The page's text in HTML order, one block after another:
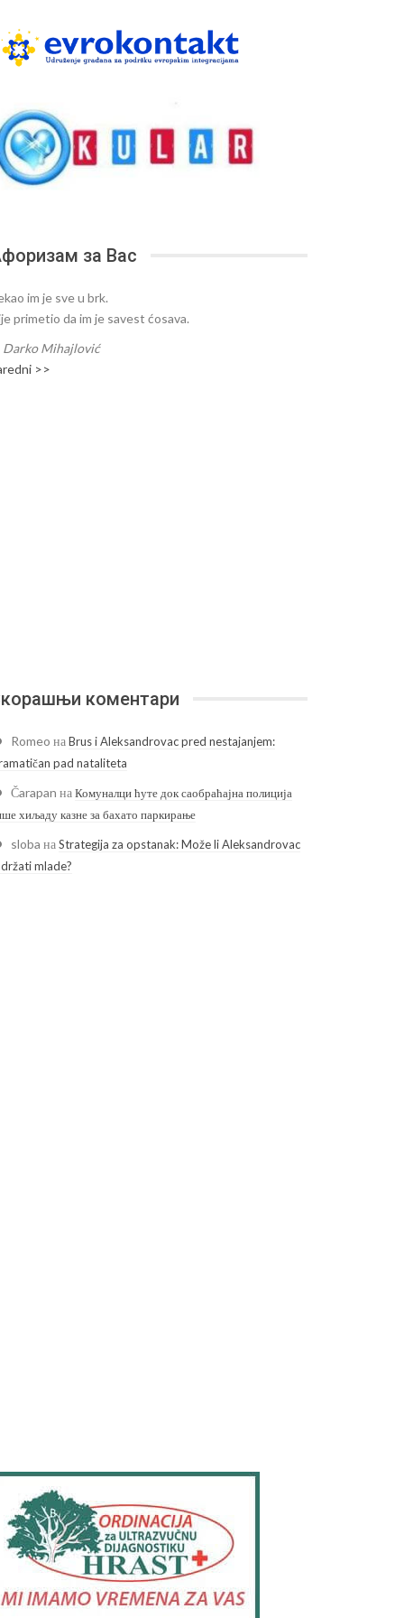
за Вас
im je sve u brk.
primetio da im je savest ćosava.
Darko Mihajlović
>>
коментари
Romeo наBrus i Aleksandrovac pred nestajanjem:
pad nataliteta
Čarapan наКомуналци ћуте док саобраћајна полиција
хиљаду казне за бахато паркирање
sloba наStrategija za opstanak: Može li Aleksandrovac
mlade?